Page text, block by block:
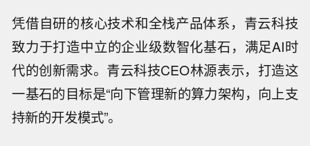
凭借自研的核心技术和全栈产品体系，青云科技
致力于打造中立的企业级数智化基石，满足AI时
代的创新需求。青云科技CEO林源表示，打造这
一基石的目标是“向下管理新的算力架构，向上支
持新的开发模式”。